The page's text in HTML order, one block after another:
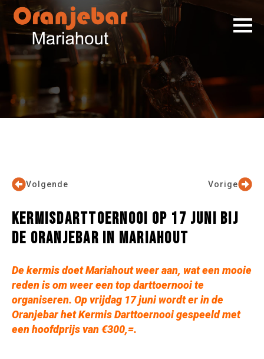
Vorige
Volgende
KERMISDARTTOERNOOI OP 17 JUNI BIJ
DE ORANJEBAR IN MARIAHOUT
De kermis doet Mariahout weer aan, wat een mooie
reden is om weer een top darttoernooi te
organiseren. Op vrijdag 17 juni wordt er in de
Oranjebar het Kermis Darttoernooi gespeeld met
een hoofdprijs van €300,=.